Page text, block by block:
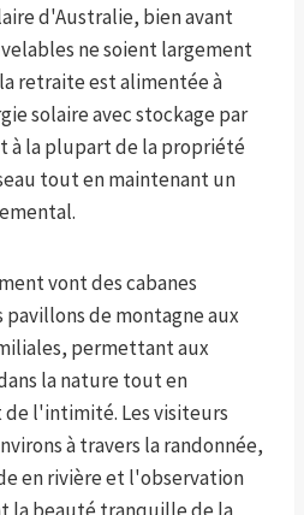
d'Australie, bien avant
ne soient largement
retraite est alimentée à
solaire avec stockage par
à la plupart de la propriété
tout en maintenant un
vont des cabanes
de montagne aux
permettant aux
la nature tout en
l'intimité. Les visiteurs
à travers la randonnée,
en rivière et l'observation